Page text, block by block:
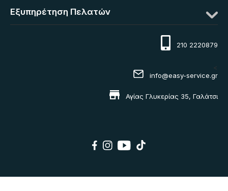
Εξυπηρέτηση Πελατών
210 2220879
<
info@easy-service.gr
Αγίας Γλυκερίας 35, Γαλάτσι